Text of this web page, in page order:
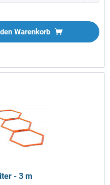
Warenkorb
- 3 m